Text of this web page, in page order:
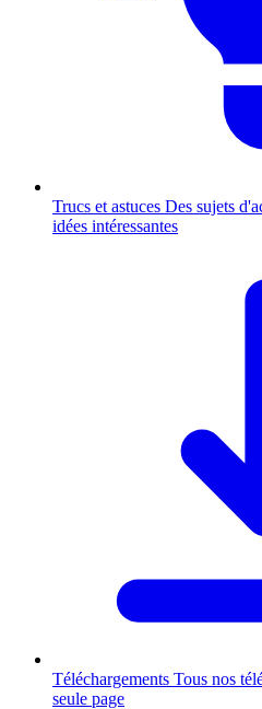
Trucs et astuces Des sujets
idées intéressantes
Téléchargements Tous nos
seule page